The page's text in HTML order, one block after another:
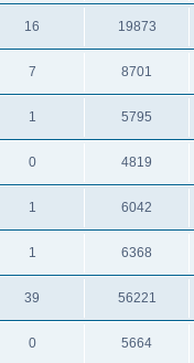
16 19873
7 8701
1 5795
0 4819
1 6042
1 6368
39 56221
0 5664